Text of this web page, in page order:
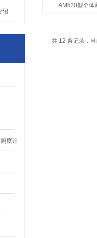
绍
度计
AM520型个体
共 12 条记录，